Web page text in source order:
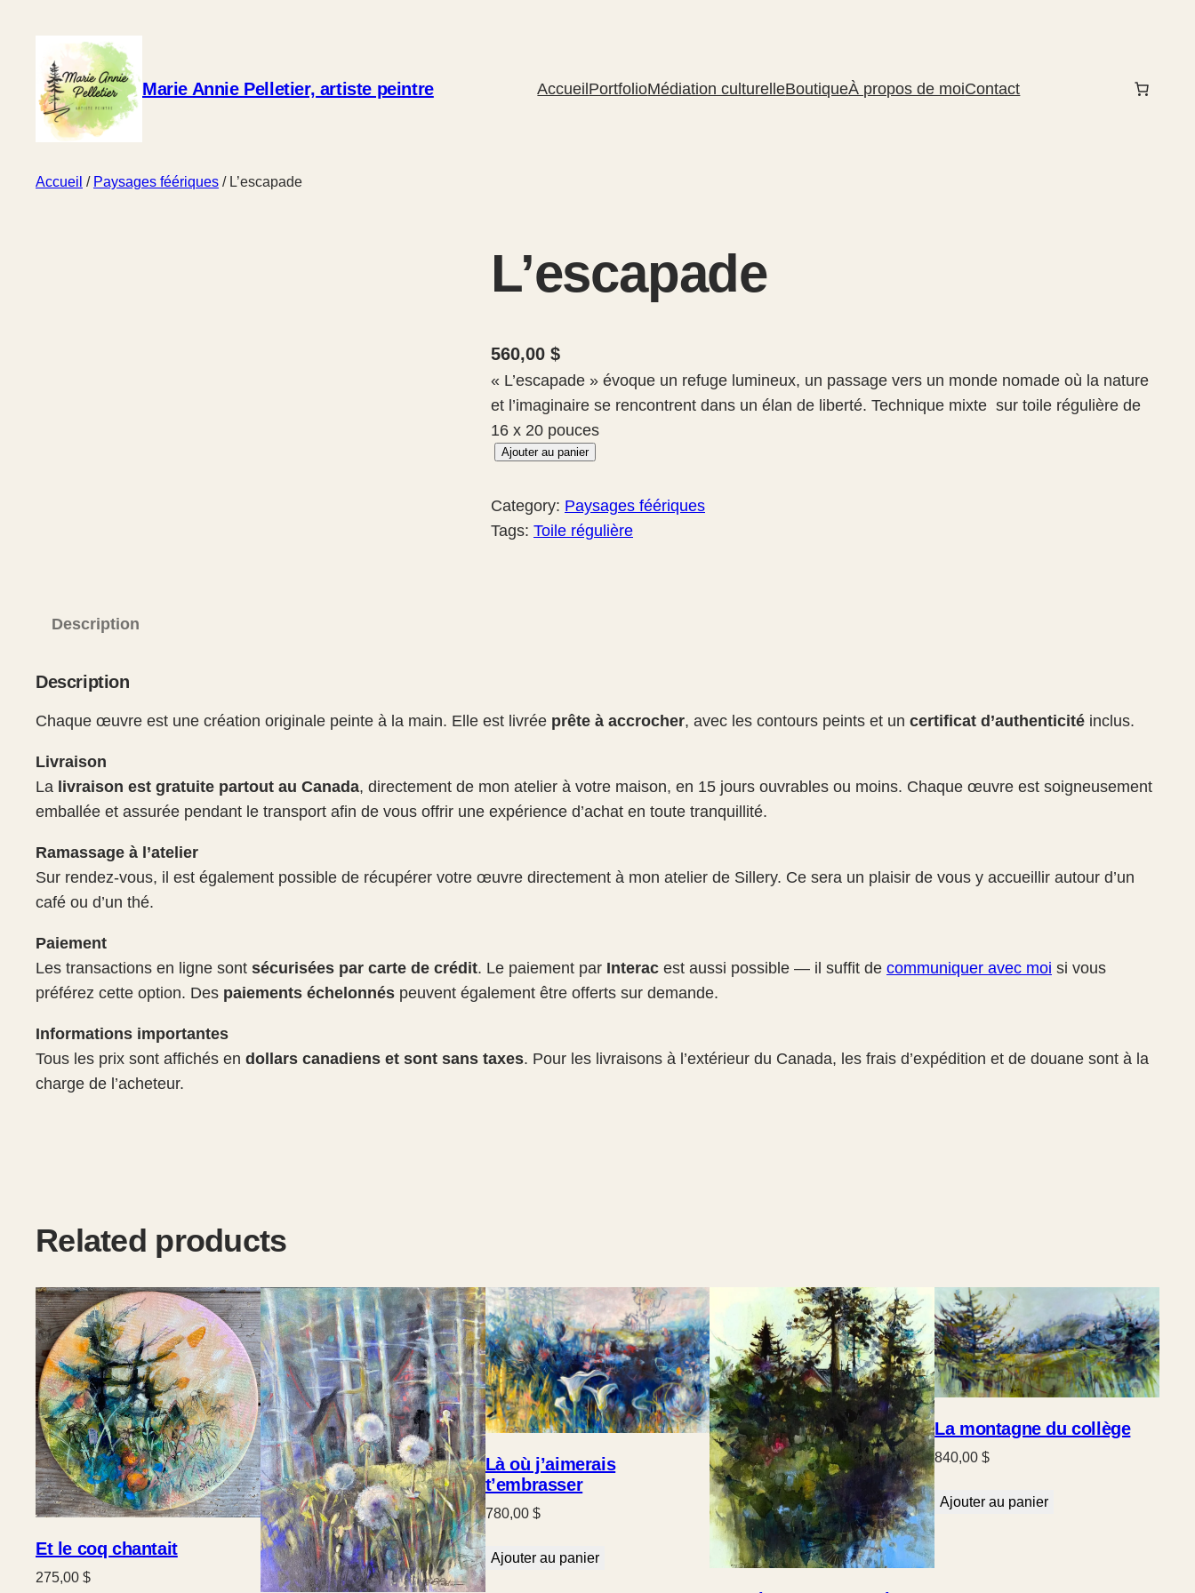
Marie Annie Pelletier, artiste peintre Accueil PortfolioMédiation culturelleBoutiqueÀ propos de moiContact
Accueil / Paysages féériques / L’escapade
L’escapade
560,00 $
« L’escapade » évoque un refuge lumineux, un passage vers un monde nomade où la nature
et l’imaginaire se rencontrent dans un élan de liberté. Technique mixte sur toile régulière de
16 x 20 pouces
q
a
n
’
a
Ajouter au panier
Category: Paysages féériques
Tags: Toile régulière
Description
Description
Chaque œuvre est une création originale peinte à la main. Elle est livrée prête à accrocher, avec les contours peints et un certificat d’authenticité inclus.
Livraison
La livraison est gratuite partout au Canada, directement de mon atelier à votre maison, en 15 jours ouvrables ou moins. Chaque œuvre est soigneusement
emballée et assurée pendant le transport afin de vous offrir une expérience d’achat en toute tranquillité.
Ramassage à l’atelier
Sur rendez-vous, il est également possible de récupérer votre œuvre directement à mon atelier de Sillery. Ce sera un plaisir de vous y accueillir autour d’un
café ou d’un thé.
Paiement
Les transactions en ligne sont sécurisées par carte de crédit. Le paiement par Interac est aussi possible — il suffit de communiquer avec moi si vous
préférez cette option. Des paiements échelonnés peuvent également être offerts sur demande.
Informations importantes
Tous les prix sont affichés en dollars canadiens et sont sans taxes. Pour les livraisons à l’extérieur du Canada, les frais d’expédition et de douane sont à la
charge de l’acheteur.
Related products
Et le coq chantait
275,00 $
Là où j’aimerais
t’embrasser
780,00 $
Ajouter au panier
La montagne du collège
840,00$
Ajouter au panier